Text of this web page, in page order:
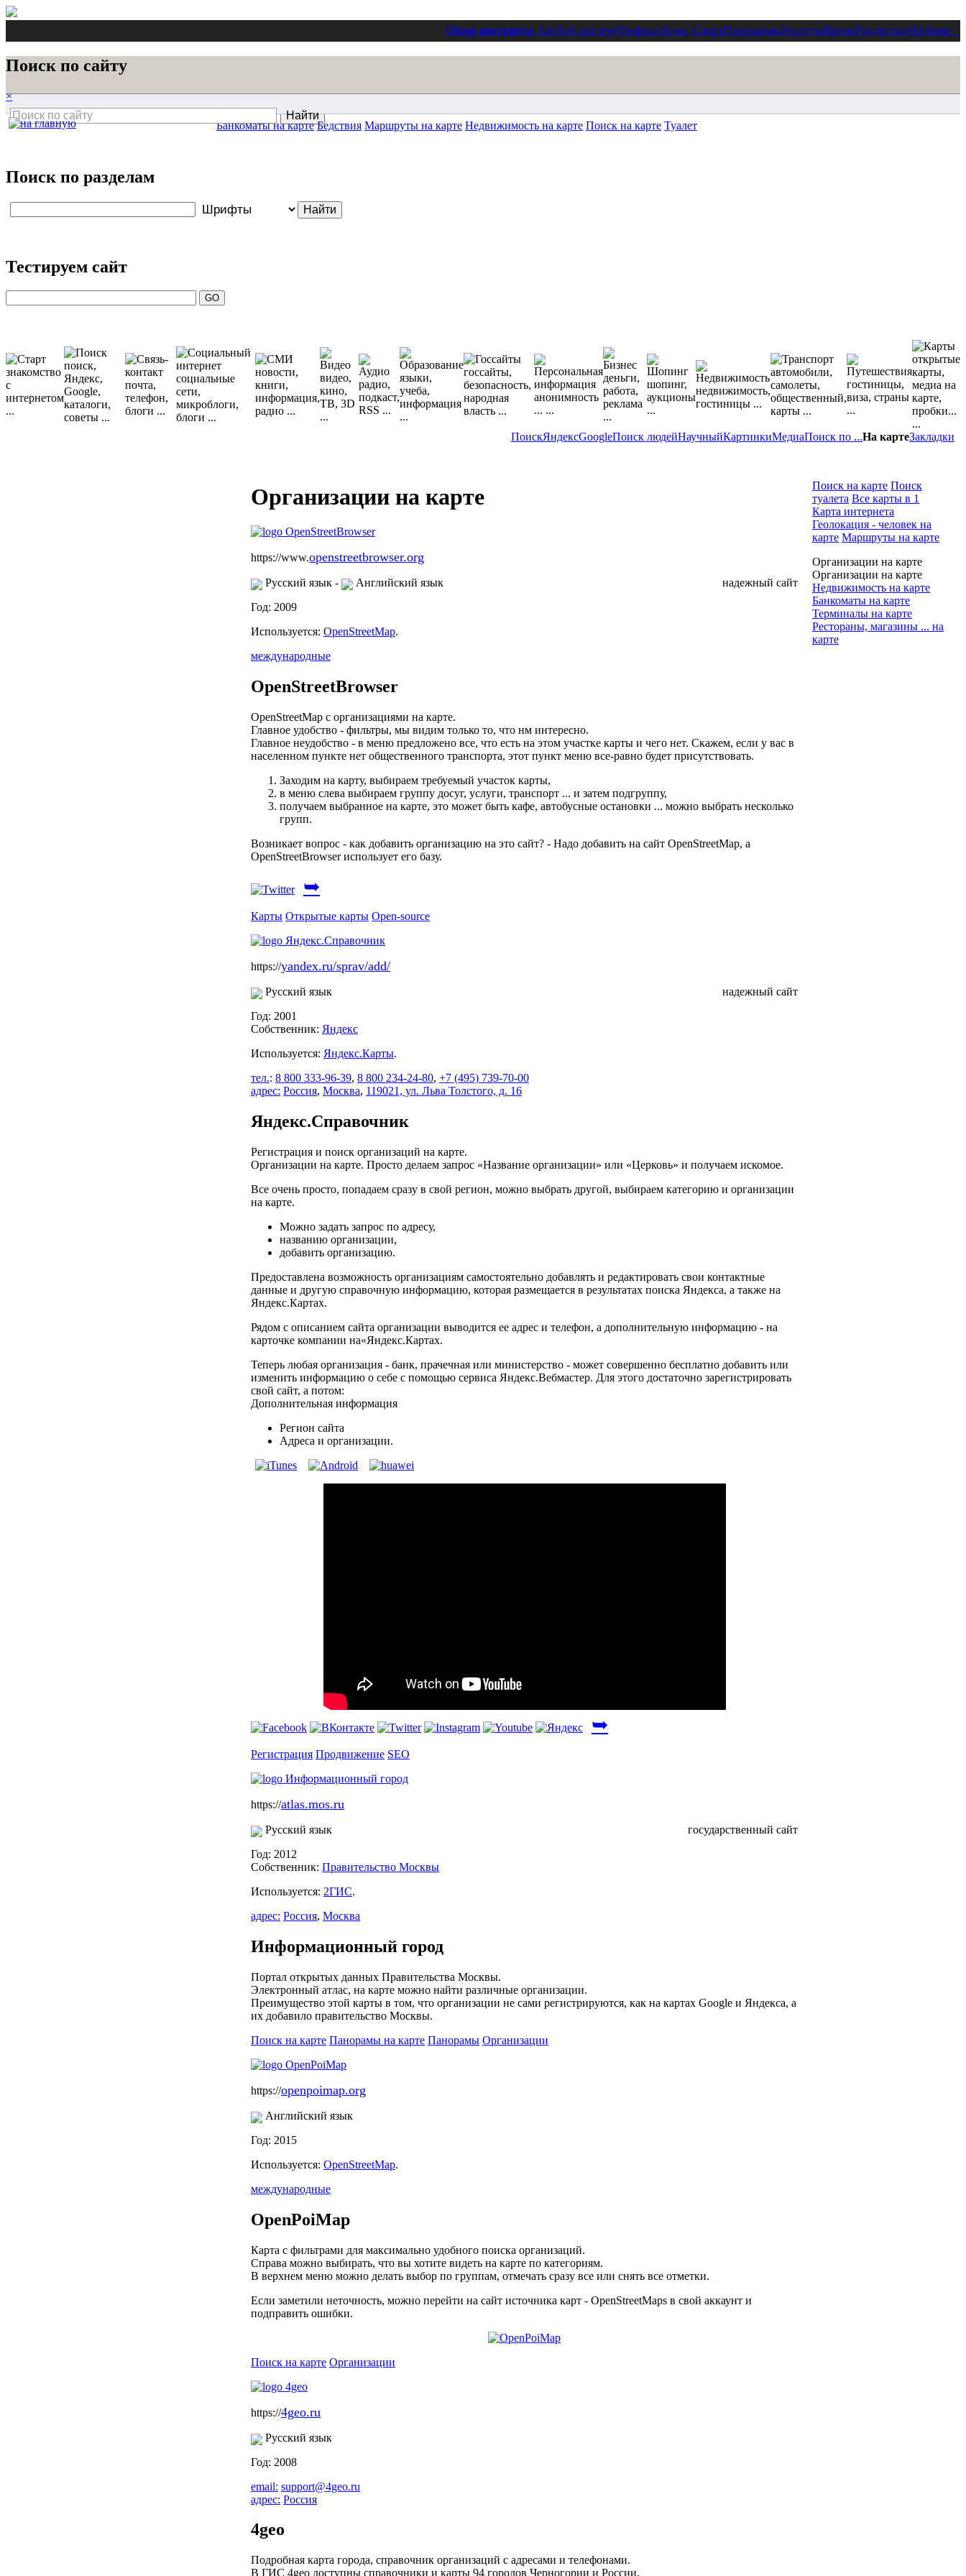
Обзор интернета- LiteВеб-мастеруГрафикаИгры, СпортПрограммыРецептыВремяРождество†Библия ⋮
Поиск по сайту
×
Поиск по разделам
Тестируем сайт
ПоискЯндексGoogleПоиск людейНаучныйКартинкиМедиаПоиск по ...На картеЗакладки
Банкоматы на карте Бедствия Маршруты на карте Недвижимость на карте Поиск на карте Туалет
Организации на карте
https://www.openstreetbrowser.org
Русский язык надежный сайт
-
Английский язык
Год: 2009
Используется: OpenStreetMap.
международные
OpenStreetBrowser
OpenStreetMap с организациями на карте.
Главное удобство - фильтры, мы видим только то, что нм интересно.
Главное неудобство - в меню предложено все, что есть на этом участке карты и чего нет. Скажем, если у вас в
населенном пункте нет общественного транспорта, этот пункт меню все-равно будет присутствовать.
Заходим на карту, выбираем требуемый участок карты,
в меню слева выбираем группу досуг, услуги, транспорт ... и затем подгруппу,
получаем выбранное на карте, это может быть кафе, автобусные остановки ... можно выбрать несколько
групп.
Возникает вопрос - как добавить организацию на это сайт? - Надо добавить на сайт OpenStreetMap, а
OpenStreetBrowser использует его базу.
➥
Карты Открытые карты Open-source
https://yandex.ru/sprav/add/
Русский язык
надежный сайт
Год: 2001
Собственник: Яндекс
Используется: Яндекс.Карты.
тел.: 8 800 333-96-39, 8 800 234-24-80, +7 (495) 739-70-00
адрес: Россия, Москва, 119021, ул. Льва Толстого, д. 16
Яндекс.Справочник
Регистрация и поиск организаций на карте.
Организации на карте. Просто делаем запрос «Название организации» или «Церковь» и получаем искомое.
Все очень просто, попадаем сразу в свой регион, можно выбрать другой, выбираем категорию и организации
на карте.
Можно задать запрос по адресу,
названию организации,
добавить организацию.
Предоставлена возможность организациям самостоятельно добавлять и редактировать свои контактные
данные и другую справочную информацию, которая размещается в результатах поиска Яндекса, а также на
Яндекс.Картах.
Рядом с описанием сайта организации выводится ее адрес и телефон, а дополнительную информацию - на
карточке компании на«Яндекс.Картах.
Теперь любая организация - банк, прачечная или министерство - может совершенно бесплатно добавить или
изменить информацию о себе с помощью сервиса Яндекс.Вебмастер. Для этого достаточно зарегистрировать
свой сайт, а потом:
Дополнительная информация
Регион сайта
Адреса и организации.
➥
Регистрация Продвижение SEO
https://atlas.mos.ru
Русский язык
государственный сайт
Год: 2012
Собственник: Правительство Москвы
Используется: 2ГИС.
адрес: Россия, Москва
Информационный город
Портал открытых данных Правительства Москвы.
Электронный атлас, на карте можно найти различные организации.
Преимущество этой карты в том, что организации не сами регистрируются, как на картах Google и Яндекса, а
их добавило правительство Москвы.
Поиск на карте Панорамы на карте Панорамы Организации
https://openpoimap.org
Английский язык
Год: 2015
Используется: OpenStreetMap.
международные
OpenPoiMap
Карта с фильтрами для максимально удобного поиска организаций.
Справа можно выбирать, что вы хотите видеть на карте по категориям.
В верхнем меню можно делать выбор по группам, отмечать сразу все или снять все отметки.
Если заметили неточность, можно перейти на сайт источника карт - OpenStreetMaps в свой аккаунт и
подправить ошибки.
Поиск на карте Организации
https://4geo.ru
Русский язык
Год: 2008
email: support@4geo.ru
адрес: Россия
4geo
Подробная карта города, справочник организаций с адресами и телефонами.
В ГИС 4geo доступны справочники и карты 94 городов Черногории и России.
Поиск на карте Поиск
туалета Все карты в 1
Карта интернета
Геолокация - человек на
карте Маршруты на карте
Организации на карте
Организации на карте
Недвижимость на карте
Банкоматы на карте
Терминалы на карте
Рестораны, магазины ... на
карте